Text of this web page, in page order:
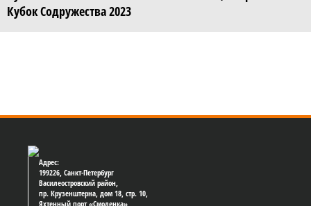
Кубок Содружества 2023
Адрес:
199226, Санкт-Петербург
Василеостровский район,
пр. Крузенштерна, дом 18, стр. 10,
Яхтенный порт «Смоленка»